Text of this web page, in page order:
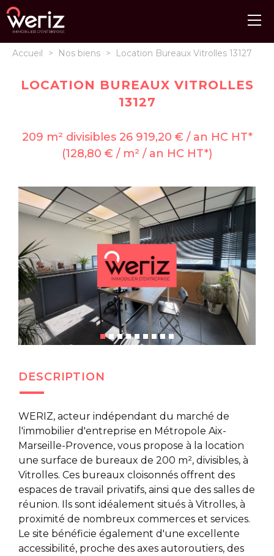
Accueil > Nos biens > Location Bureaux Vitrolles 13127
LOCATION BUREAUX VITROLLES
13127
209 m² divisibles 26 919,20 € / an HC HT*
(128,80 € / m² / an HC HT*)
DESCRIPTION
WERIZ, acteur indépendant du marché de
l'immobilier d'entreprise en Métropole Aix-
Marseille-Provence, vous propose à la location
une surface de bureaux de 200 m², divisibles, à
Vitrolles. Ces bureaux cloisonnés offrent des
espaces de travail privatifs, ainsi que des salles de
réunion. Ils sont idéalement situés à Vitrolles, à
proximité de nombreux commerces et services.
Le site bénéficie également d'une excellente
accessibilité, proche des axes autoroutiers, des